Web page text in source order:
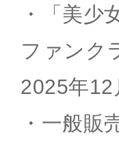
・「美少
ファンク
2025年12
・一般販